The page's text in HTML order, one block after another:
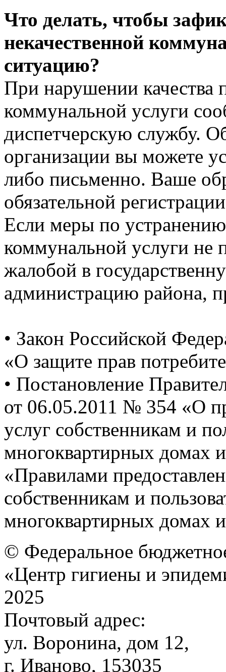
Что делать, чтобы
некачественной
ситуацию?
При нарушении качества
коммунальной услуги
диспетчерскую службу.
организации вы можете
либо письменно. Ваше
обязательной
Если меры по
коммунальной услуги не
жалобой в
администрацию района,
• Закон Российской
«О защите прав
• Постановление
от 06.05.2011 № 354 «О
услуг собственникам и
многоквартирных домах
«Правилами
собственникам и
многоквартирных домах
© Федеральное
«Центр гигиены и
2025
Почтовый адрес:
ул. Воронина, дом 12,
г. Иваново, 153035